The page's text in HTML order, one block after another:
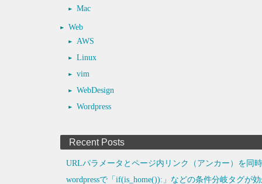
Mac
Web
AWS
Linux
vim
WebDesign
Wordpress
Recent Posts
URLパラメータとページ内リンク（アンカー）を同
wordpressで「if(is_home()):」などの条件分岐タグが